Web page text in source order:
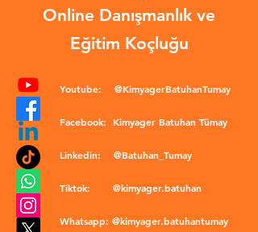
Online Danışmanlık ve
Eğitim Koçluğu
Youtube: @KimyagerBatuhanTumay
Facebook: Kimyager Batuhan Tümay
Linkedin: @Batuhan_Tumay
Tiktok: @kimyager.batuhan
Whatsapp: @kimyager.batuhantumay